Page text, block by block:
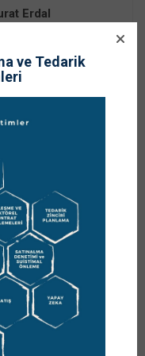
Erdal
şirketlere
gelişim
yönetim
görünür kılar;
ölçülebilir
şirketle
disiplini
ve Tedarik